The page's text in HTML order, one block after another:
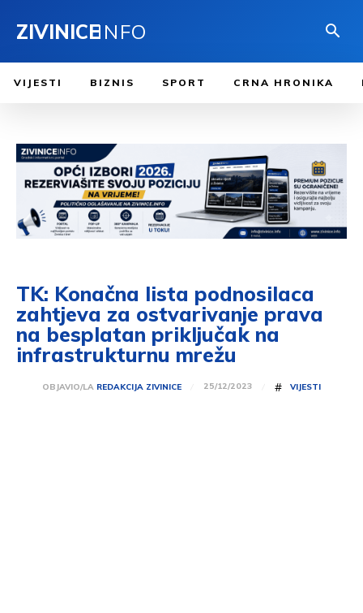
ZIVINICEINFO
VIJESTI BIZNIS SPORT CRNA HRONIKA
TK: Konačna lista podnosilaca
zahtjeva za ostvarivanje prava
na besplatan priključak na
infrastrukturnu mrežu
OBJAVIO/LA REDAKCIJA ZIVINICE 25/12/2023 # VIJESTI